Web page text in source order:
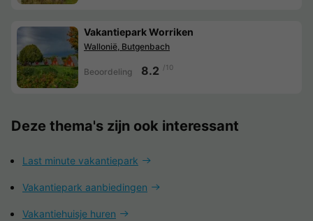
Vakantiepark Worriken
Wallonië, Butgenbach
Beoordeling 8.2 /10
Deze thema's zijn ook interessant
Last minute vakantiepark
Vakantiepark aanbiedingen
Vakantiehuisje huren